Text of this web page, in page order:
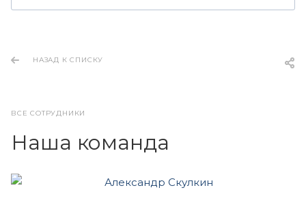
НАЗАД К СПИСКУ
ВСЕ СОТРУДНИКИ
Наша команда